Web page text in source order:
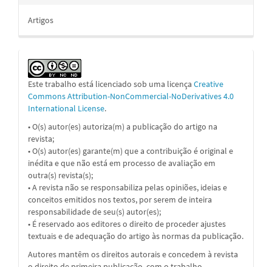
Artigos
Este trabalho está licenciado sob uma licença Creative
Commons Attribution-NonCommercial-NoDerivatives 4.0
International License.
• O(s) autor(es) autoriza(m) a publicação do artigo na
revista;
• O(s) autor(es) garante(m) que a contribuição é original e
inédita e que não está em processo de avaliação em
outra(s) revista(s);
• A revista não se responsabiliza pelas opiniões, ideias e
conceitos emitidos nos textos, por serem de inteira
responsabilidade de seu(s) autor(es);
• É reservado aos editores o direito de proceder ajustes
textuais e de adequação do artigo às normas da publicação.
Autores mantêm os direitos autorais e concedem à revista